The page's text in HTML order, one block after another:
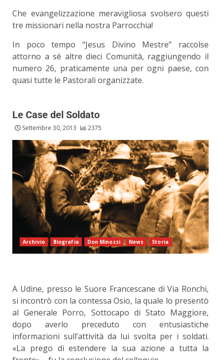
Che evangelizzazione meravigliosa svolsero questi
tre missionari nella nostra Parrocchia!
In poco tempo “Jesus Divino Mestre” raccolse
attorno a sé altre dieci Comunità, raggiungendo il
numero 26, praticamente una per ogni paese, con
quasi tutte le Pastorali organizzate.
Le Case del Soldato
Settembre 30, 2013 2375
Archivio Biografia Don Minozzi News Storia
A Udine, presso le Suore Francescane di Via Ronchi,
si incontrò con la contessa Osio, la quale lo presentò
al Generale Porro, Sottocapo di Stato Maggiore,
dopo averlo preceduto con entusiastiche
informazioni sull’attività da lui svolta per i soldati.
«La prego di estendere la sua azione a tutta la